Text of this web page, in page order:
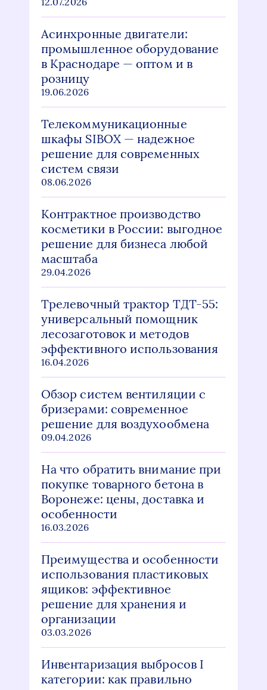
Асинхронные двигатели:
промышленное оборудование
в Краснодаре — оптом и в
розницу
19.06.2026
Телекоммуникационные
шкафы SIBOX — надежное
решение для современных
систем связи
08.06.2026
Контрактное производство
косметики в России: выгодное
решение для бизнеса любой
масштаба
29.04.2026
Трелевочный трактор ТДТ-55:
универсальный помощник
лесозаготовок и методов
эффективного использования
16.04.2026
Обзор систем вентиляции с
бризерами: современное
решение для воздухообмена
09.04.2026
На что обратить внимание при
покупке товарного бетона в
Воронеже: цены, доставка и
особенности
16.03.2026
Преимущества и особенности
использования пластиковых
ящиков: эффективное
решение для хранения и
организации
03.03.2026
Инвентаризация выбросов I
категории: как правильно